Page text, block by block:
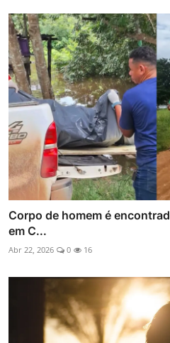
Corpo de homem é
em C...
Abr 22, 2026 0 16